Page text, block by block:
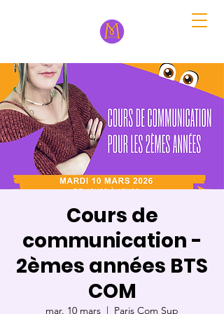
Cours de
communication -
2èmes années BTS
COM
mar. 10 mars
  |
Paris Com Sup